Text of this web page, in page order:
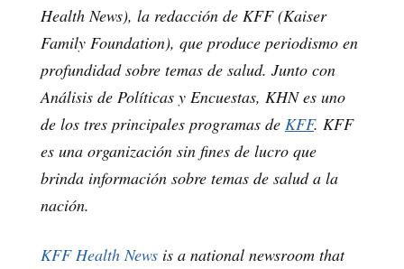
Health News), la redacción de KFF (Kaiser
Family Foundation), que produce periodismo en
profundidad sobre temas de salud. Junto con
Análisis de Políticas y Encuestas, KHN es uno
de los tres principales programas de KFF. KFF
es una organización sin fines de lucro que
brinda información sobre temas de salud a la
nación.
KFF Health News is a national newsroom that